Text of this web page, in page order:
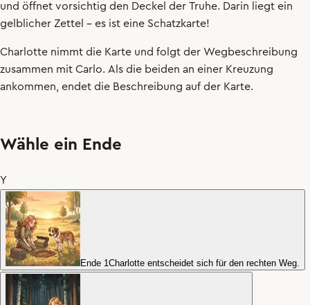
und öffnet vorsichtig den Deckel der Truhe. Darin liegt ein
gelblicher Zettel – es ist eine Schatzkarte!
Charlotte nimmt die Karte und folgt der Wegbeschreibung
zusammen mit Carlo. Als die beiden an einer Kreuzung
ankommen, endet die Beschreibung auf der Karte.
Wähle ein Ende
Y
Ende 1 Charlotte entscheidet sich für den rechten Weg.